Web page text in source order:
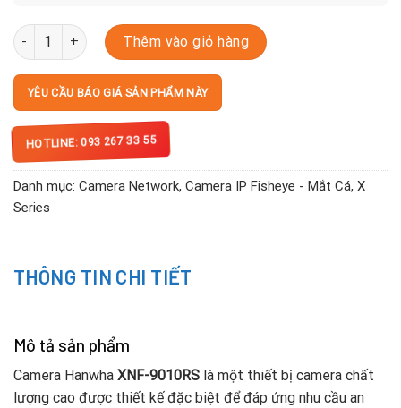
XNF-9010RS số lượngThêm vào giỏ hàng
YÊU CẦU BÁO GIÁ SẢN PHẨM NÀY
HOTLINE: 093 267 33 55
Danh mục: Camera Network, Camera IP Fisheye - Mắt Cá, X
Series
THÔNG TIN CHI TIẾT
Mô tả sản phẩm
Camera Hanwha XNF-9010RS là một thiết bị camera chất
lượng cao được thiết kế đặc biệt để đáp ứng nhu cầu an